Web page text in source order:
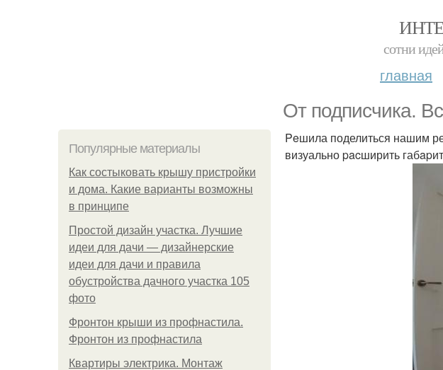
сотни
главная
От подписчика.
Популярные материалы
Как состыковать крышу пристройки
и дома. Какие варианты возможны
в принципе
Простой дизайн участка. Лучшие
идеи для дачи — дизайнерские
идеи для дачи и правила
обустройства дачного участка 105
фото
Фронтон крыши из профнастила.
Фронтон из профнастила
Квартиры электрика. Монтаж
Peшила поделиться нашим
визуально pacширить